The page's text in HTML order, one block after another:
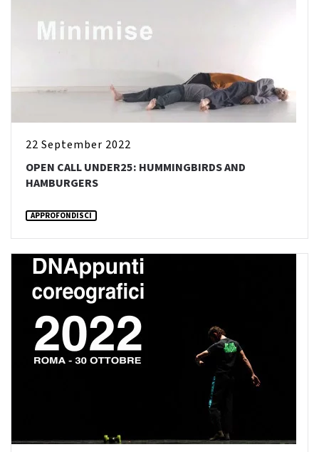
22 September 2022
OPEN CALL UNDER25: HUMMINGBIRDS AND
HAMBURGERS
APPROFONDISCI